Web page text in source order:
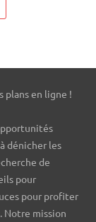
plans en ligne !
dénicher les
de
pour
pour profiter
Notre mission